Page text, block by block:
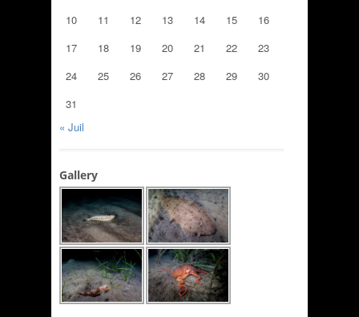
10
11 12 13 14 15
16
17
18 19 20 21 22
23
24
25 26 27 28 29
30
31
« Juil
Gallery